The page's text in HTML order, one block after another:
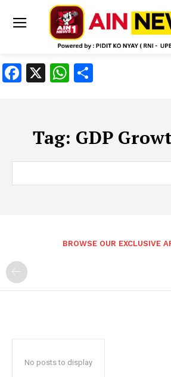
Facebook
X WhatsApp
Tag: GDP
BROWSE OUR EXCLUSIVE
No posts to display